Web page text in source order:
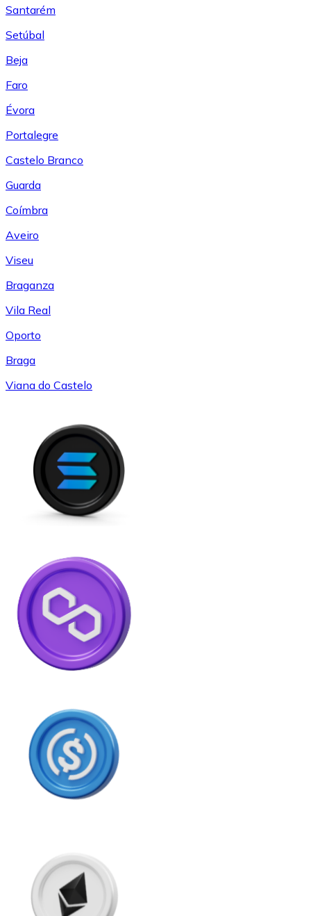
Santarém
Setúbal
Beja
Faro
Évora
Portalegre
Castelo Branco
Guarda
Coímbra
Aveiro
Viseu
Braganza
Vila Real
Oporto
Braga
Viana do Castelo